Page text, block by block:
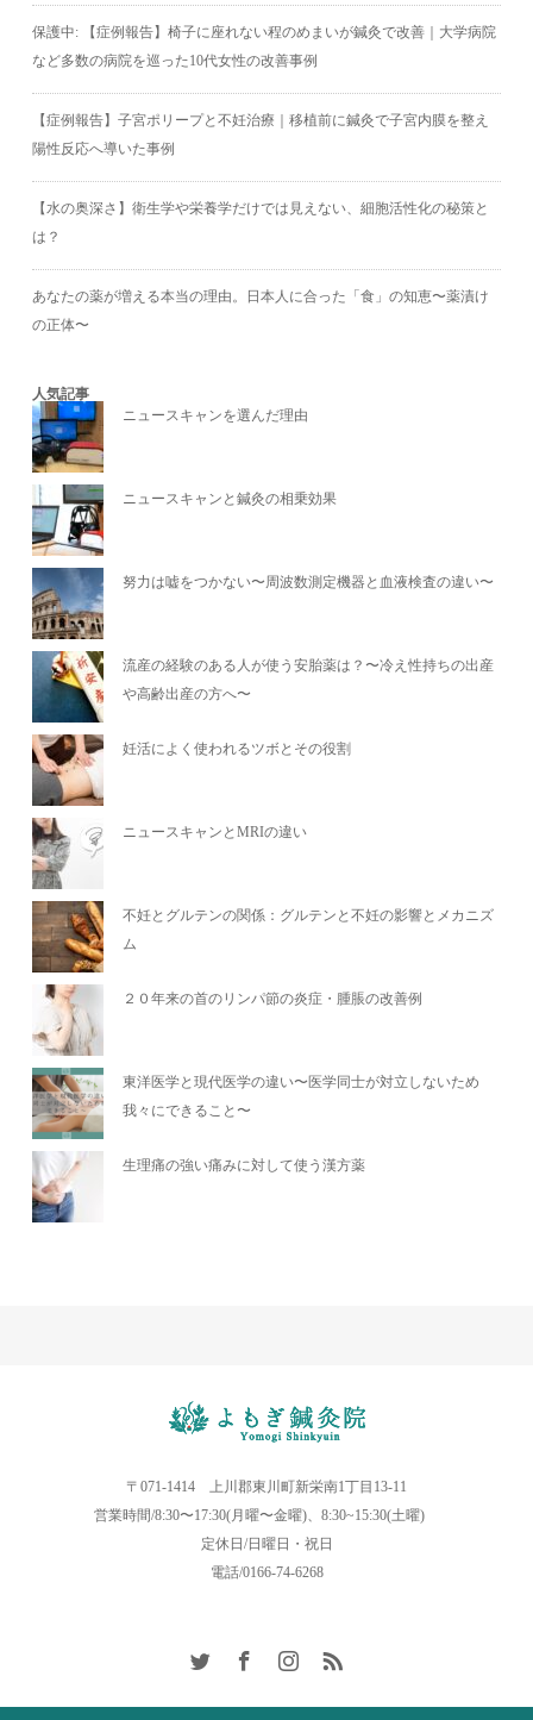
保護中: 【症例報告】椅子に座れない程のめまいが鍼灸で改善｜大学病院
など多数の病院を巡った10代女性の改善事例
【症例報告】子宮ポリープと不妊治療｜移植前に鍼灸で子宮内膜を整え
陽性反応へ導いた事例
【水の奥深さ】衛生学や栄養学だけでは見えない、細胞活性化の秘策と
は？
あなたの薬が増える本当の理由。日本人に合った「食」の知恵〜薬漬け
の正体〜
人気記事
ニュースキャンを選んだ理由
ニュースキャンと鍼灸の相乗効果
努力は嘘をつかない〜周波数測定機器と血液検査の違い〜
流産の経験のある人が使う安胎薬は？〜冷え性持ちの出産
や高齢出産の方へ〜
妊活によく使われるツボとその役割
ニュースキャンとMRIの違い
不妊とグルテンの関係：グルテンと不妊の影響とメカニズ
ム
２０年来の首のリンパ節の炎症・腫脹の改善例
東洋医学と現代医学の違い〜医学同士が対立しないため
我々にできること〜
生理痛の強い痛みに対して使う漢方薬
〒071-1414 上川郡東川町新栄南1丁目13-11
営業時間/8:30〜17:30(月曜〜金曜)、8:30~15:30(土曜)
定休日/日曜日・祝日
電話/0166-74-6268